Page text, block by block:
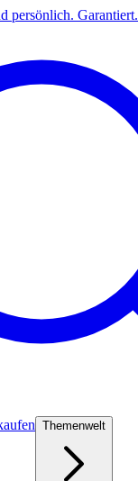
persönlich. Garantiert.
Themenwelt